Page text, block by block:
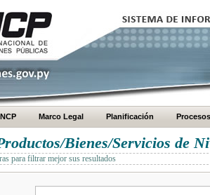
Marco Legal Planificación Procesos
Bienes/Servicios de
para filtrar mejor sus resultados